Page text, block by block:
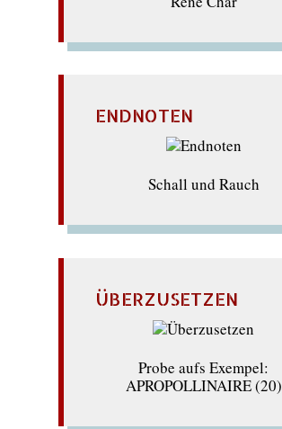
ENDNOTEN
Schall und Rauch
ÜBERZUSETZEN
Probe aufs Exempel:
APROPOLLINAIRE (20)